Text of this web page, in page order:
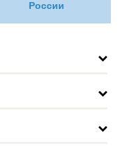
России